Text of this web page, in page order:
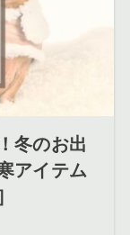
冬のお出
アイテム